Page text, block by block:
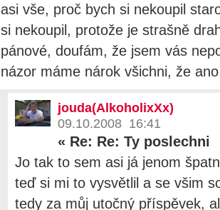
asi vše, proč bych si nekoupil
si nekoupil, protože je strašně
pánové, doufám, že jsem vás
názor máme nárok všichni, že
jouda(AlkoholixXx)
09.10.2008 16:41
« Re: Re: Ty poslechni
Jo tak to sem asi já jenom
teď si mi to vysvětlil a se všim
tedy za můj utočný příspěvek,